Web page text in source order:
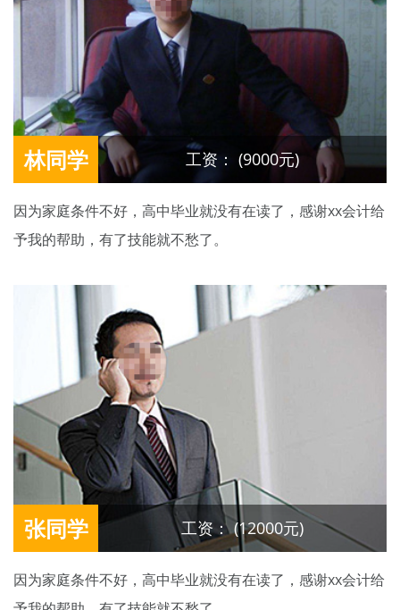
林同学 工资： (9000元)
因为家庭条件不好，高中毕业就没有在读了，感谢xx会计给
予我的帮助，有了技能就不愁了。
张同学 工资： (12000元)
因为家庭条件不好，高中毕业就没有在读了，感谢xx会计给